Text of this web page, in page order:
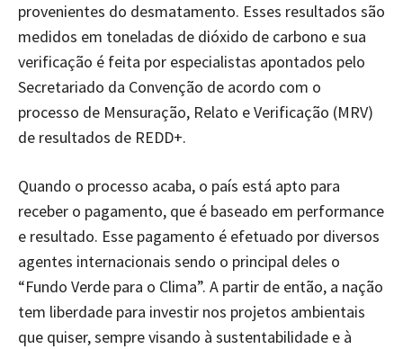
provenientes do desmatamento. Esses resultados são
medidos em toneladas de dióxido de carbono e sua
verificação é feita por especialistas apontados pelo
Secretariado da Convenção de acordo com o
processo de Mensuração, Relato e Verificação (MRV)
de resultados de REDD+.
Quando o processo acaba, o país está apto para
receber o pagamento, que é baseado em performance
e resultado. Esse pagamento é efetuado por diversos
agentes internacionais sendo o principal deles o
“Fundo Verde para o Clima”. A partir de então, a nação
tem liberdade para investir nos projetos ambientais
que quiser, sempre visando à sustentabilidade e à